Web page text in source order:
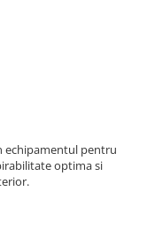
echipamentul pentru
optima si